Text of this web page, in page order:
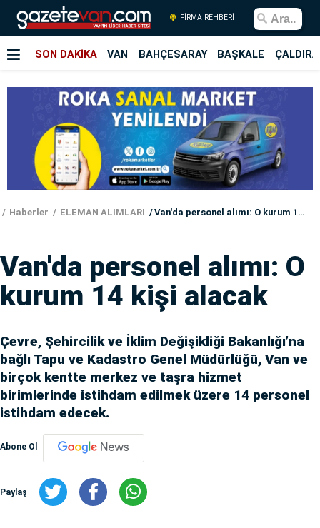
FİRMA REHBERİ
SON DAKİKA VAN BAHÇESARAY BAŞKALE
Haberler ELEMAN ALIMLARI Van'da personel alımı: O kurum 14 kişi alacak
Van'da personel alımı: O
kurum 14 kişi alacak
Çevre, Şehircilik ve İklim Değişikliği Bakanlığı’na
bağlı Tapu ve Kadastro Genel Müdürlüğü, Van ve
birçok kentte merkez ve taşra hizmet
birimlerinde istihdam edilmek üzere 14 personel
istihdam edecek.
Abone Ol
Paylaş